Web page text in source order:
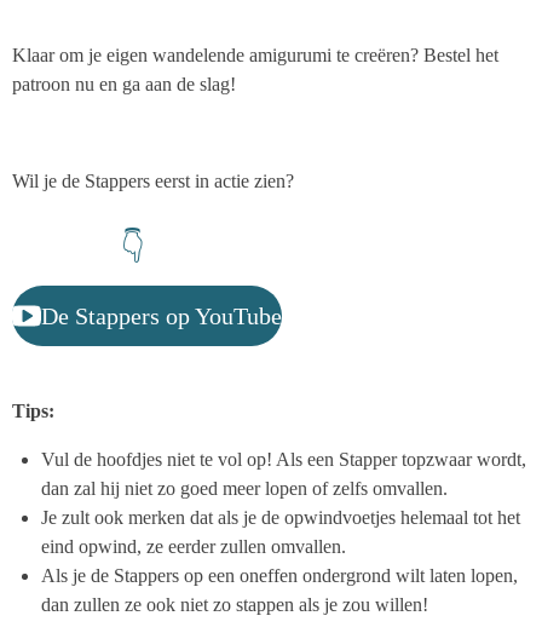
Klaar om je eigen wandelende amigurumi te creëren? Bestel het
patroon nu en ga aan de slag!
Wil je de Stappers eerst in actie zien?
👇
De Stappers op YouTube
Tips:
Vul de hoofdjes niet te vol op! Als een Stapper topzwaar wordt,
dan zal hij niet zo goed meer lopen of zelfs omvallen.
Je zult ook merken dat als je de opwindvoetjes helemaal tot het
eind opwind, ze eerder zullen omvallen.
Als je de Stappers op een oneffen ondergrond wilt laten lopen,
dan zullen ze ook niet zo stappen als je zou willen!